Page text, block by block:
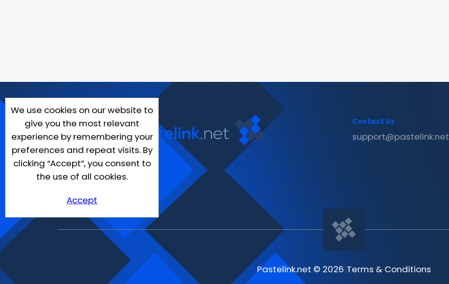
We use cookies on our website to
give you the most relevant
experience by remembering your
preferences and repeat visits. By
clicking “Accept”, you consent to
the use of all cookies.
Accept
Contact Us
support@pastelink.net
Pastelink.net © 2026|Terms & Conditions